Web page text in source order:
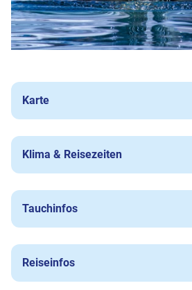
Karte
Klima & Reisezeiten
Tauchinfos
Reiseinfos